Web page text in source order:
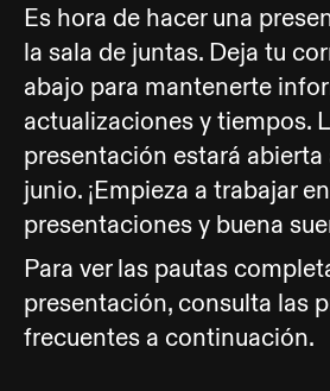
Es hora de hacer una
la sala de juntas. Deja tu
abajo para mantenerte
actualizaciones y tiempos.
presentación estará
junio. ¡Empieza a trabajar
presentaciones y buena
Para ver las pautas
presentación, consulta las
frecuentes a continuación.